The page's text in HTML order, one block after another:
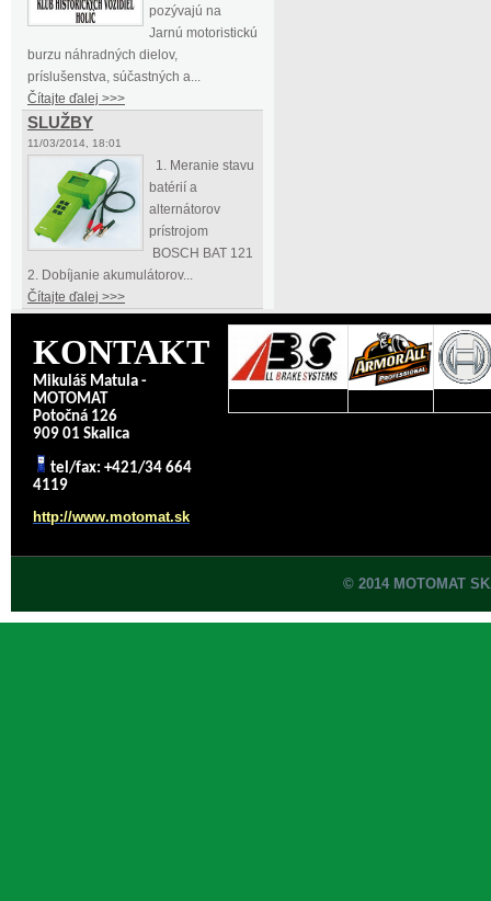
pozývajú na
Jarnú motoristickú
burzu náhradných dielov,
príslušenstva, súčastných a...
Čítajte ďalej >>>
SLUŽBY
11/03/2014, 18:01
1. Meranie stavu
batérií a
alternátorov
prístrojom
BOSCH BAT 121
2. Dobíjanie akumulátorov...
Čítajte ďalej >>>
KONTAKT
Mikuláš Matula -
MOTOMAT
Potočná 126
909 01 Skalica
tel/fax: +421/34 664
4119
http://www.motomat.sk
© 2014